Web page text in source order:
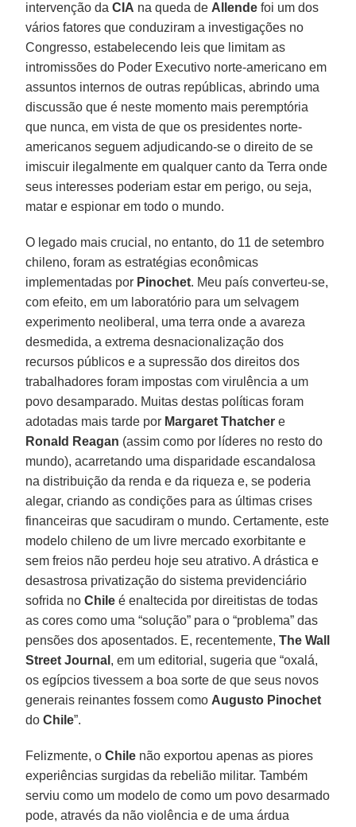
intervenção daCIA na queda de Allende foi um dos
vários fatores que conduziram a investigações no
Congresso, estabelecendo leis que limitam as
intromissões do Poder Executivo norte-americano em
assuntos internos de outras repúblicas, abrindo uma
discussão que é neste momento mais peremptória
que nunca, em vista de que os presidentes norte-
americanos seguem adjudicando-se o direito de se
imiscuir ilegalmente em qualquer canto da Terra onde
seus interesses poderiam estar em perigo, ou seja,
matar e espionar em todo o mundo.
O legado mais crucial, no entanto, do 11 de setembro
chileno, foram as estratégias econômicas
implementadas por Pinochet. Meu país converteu-se,
com efeito, em um laboratório para um selvagem
experimento neoliberal, uma terra onde a avareza
desmedida, a extrema desnacionalização dos
recursos públicos e a supressão dos direitos dos
trabalhadores foram impostas com virulência a um
povo desamparado. Muitas destas políticas foram
adotadas mais tarde por Margaret Thatcher e
Ronald Reagan (assim como por líderes no resto do
mundo), acarretando uma disparidade escandalosa
na distribuição da renda e da riqueza e, se poderia
alegar, criando as condições para as últimas crises
financeiras que sacudiram o mundo. Certamente, este
modelo chileno de um livre mercado exorbitante e
sem freios não perdeu hoje seu atrativo. A drástica e
desastrosa privatização do sistema previdenciário
sofrida noChile é enaltecida por direitistas de todas
as cores como uma “solução” para o “problema” das
pensões dos aposentados. E, recentemente,The Wall
Street Journal , em um editorial, sugeria que “oxalá,
os egípcios tivessem a boa sorte de que seus novos
generais reinantes fossem como Augusto Pinochet
doChile”.
Felizmente, oChile não exportou apenas as piores
experiências surgidas da rebelião militar. Também
serviu como um modelo de como um povo desarmado
pode, através da não violência e de uma árdua